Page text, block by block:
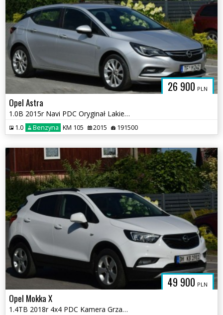
26 900 PLN
Opel Astra
1.0B 2015r Navi PDC Oryginał Lakier Nowy Rozrząd Sprowadzony
1.0 Benzyna KM 105 2015 191500
49 900 PLN
Opel Mokka X
1.4TB 2018r 4x4 PDC Kamera Grzane Fotele i Kierownica Sprowadzony